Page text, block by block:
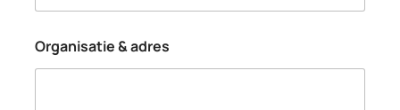
Organisatie & adres